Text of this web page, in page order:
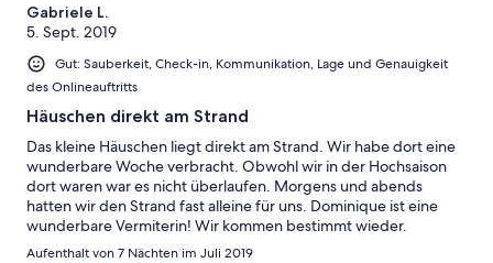
Gabriele L.
5. Sept. 2019
Gut: Sauberkeit, Check-in, Kommunikation, Lage und Genauigkeit
des Onlineauftritts
Häuschen direkt am Strand
Das kleine Häuschen liegt direkt am Strand. Wir habe dort eine
wunderbare Woche verbracht. Obwohl wir in der Hochsaison
dort waren war es nicht überlaufen. Morgens und abends
hatten wir den Strand fast alleine für uns. Dominique ist eine
wunderbare Vermiterin! Wir kommen bestimmt wieder.
Aufenthalt von 7 Nächten im Juli 2019